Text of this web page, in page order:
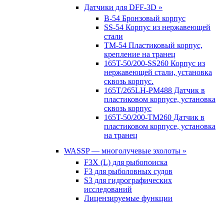
Датчики для DFF-3D »
B-54 Бронзовый корпус
SS-54 Корпус из нержавеющей
стали
TM-54 Пластиковый корпус,
крепление на транец
165T-50/200-SS260 Корпус из
нержавеющей стали, установка
сквозь корпус.
165T/265LH-PM488 Датчик в
пластиковом корпусе, установка
сквозь корпус
165T-50/200-TM260 Датчик в
пластиковом корпусе, установка
на транец
WASSP — многолучевые эхолоты »
F3X (L) для рыбопоиска
F3 для рыболовных судов
S3 для гидрографических
исследований
Лицензируемые функции